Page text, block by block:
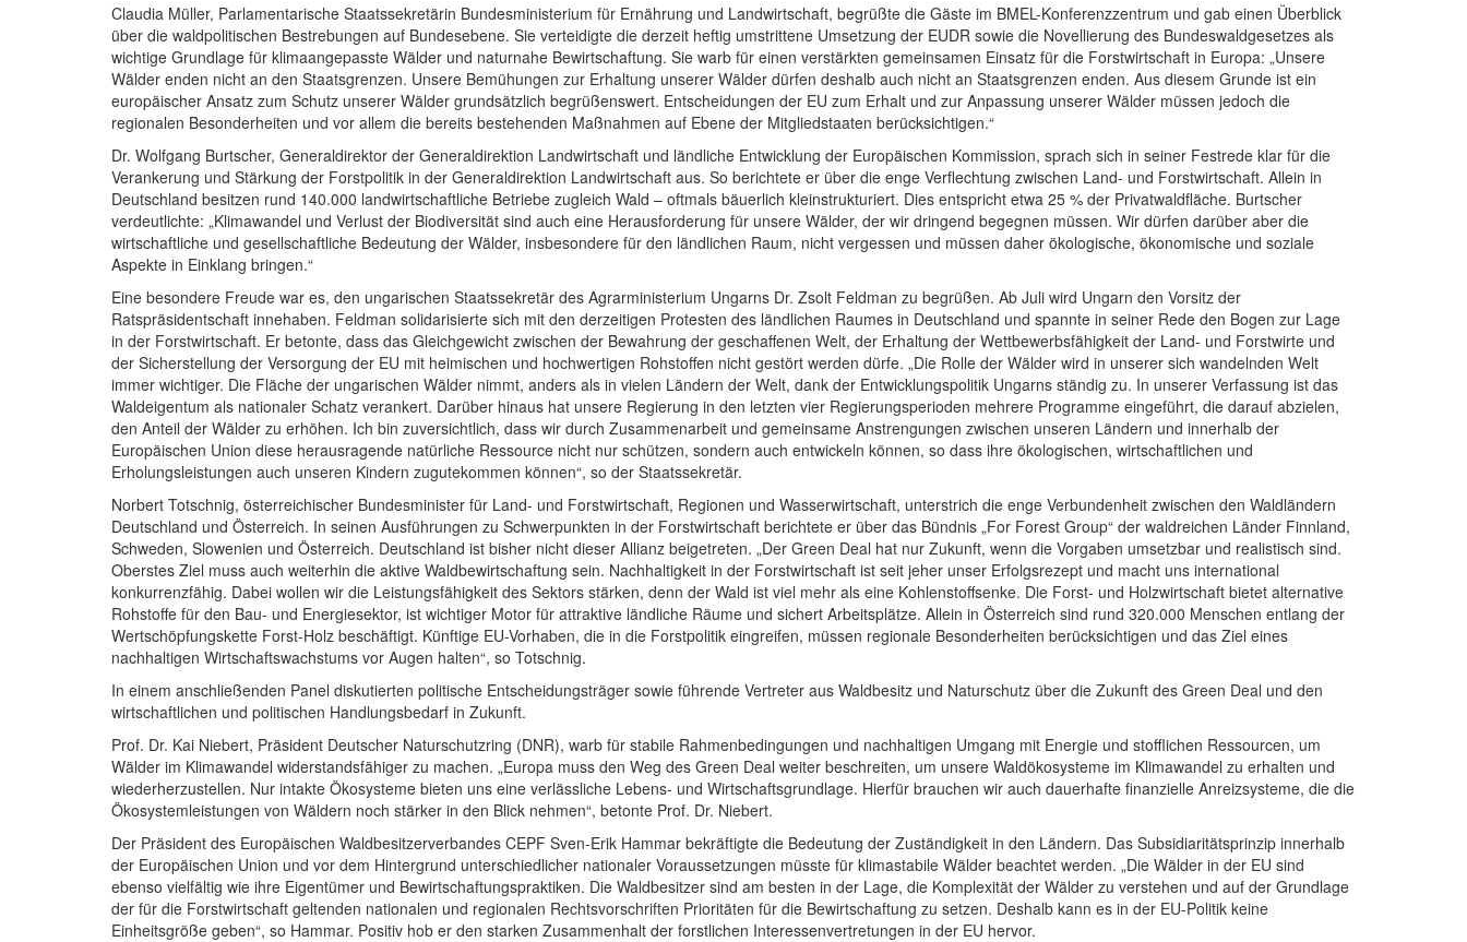
Claudia Müller, Parlamentarische Staatssekretärin Bundesministerium für Ernährung und Landwirtschaft, begrüßte die Gäste im BMEL-Konferenzzentrum und gab einen Überblick
über die waldpolitischen Bestrebungen auf Bundesebene. Sie verteidigte die derzeit heftig umstrittene Umsetzung der EUDR sowie die Novellierung des Bundeswaldgesetzes als
wichtige Grundlage für klimaangepasste Wälder und naturnahe Bewirtschaftung. Sie warb für einen verstärkten gemeinsamen Einsatz für die Forstwirtschaft in Europa: „Unsere
Wälder enden nicht an den Staatsgrenzen. Unsere Bemühungen zur Erhaltung unserer Wälder dürfen deshalb auch nicht an Staatsgrenzen enden. Aus diesem Grunde ist ein
europäischer Ansatz zum Schutz unserer Wälder grundsätzlich begrüßenswert. Entscheidungen der EU zum Erhalt und zur Anpassung unserer Wälder müssen jedoch die
regionalen Besonderheiten und vor allem die bereits bestehenden Maßnahmen auf Ebene der Mitgliedstaaten berücksichtigen.“
Dr. Wolfgang Burtscher, Generaldirektor der Generaldirektion Landwirtschaft und ländliche Entwicklung der Europäischen Kommission, sprach sich in seiner Festrede klar für die
Verankerung und Stärkung der Forstpolitik in der Generaldirektion Landwirtschaft aus. So berichtete er über die enge Verflechtung zwischen Land- und Forstwirtschaft. Allein in
Deutschland besitzen rund 140.000 landwirtschaftliche Betriebe zugleich Wald – oftmals bäuerlich kleinstrukturiert. Dies entspricht etwa 25 % der Privatwaldfläche. Burtscher
verdeutlichte: „Klimawandel und Verlust der Biodiversität sind auch eine Herausforderung für unsere Wälder, der wir dringend begegnen müssen. Wir dürfen darüber aber die
wirtschaftliche und gesellschaftliche Bedeutung der Wälder, insbesondere für den ländlichen Raum, nicht vergessen und müssen daher ökologische, ökonomische und soziale
Aspekte in Einklang bringen.“
Eine besondere Freude war es, den ungarischen Staatssekretär des Agrarministerium Ungarns Dr. Zsolt Feldman zu begrüßen. Ab Juli wird Ungarn den Vorsitz der
Ratspräsidentschaft innehaben. Feldman solidarisierte sich mit den derzeitigen Protesten des ländlichen Raumes in Deutschland und spannte in seiner Rede den Bogen zur Lage
in der Forstwirtschaft. Er betonte, dass das Gleichgewicht zwischen der Bewahrung der geschaffenen Welt, der Erhaltung der Wettbewerbsfähigkeit der Land- und Forstwirte und
der Sicherstellung der Versorgung der EU mit heimischen und hochwertigen Rohstoffen nicht gestört werden dürfe. „Die Rolle der Wälder wird in unserer sich wandelnden Welt
immer wichtiger. Die Fläche der ungarischen Wälder nimmt, anders als in vielen Ländern der Welt, dank der Entwicklungspolitik Ungarns ständig zu. In unserer Verfassung ist das
Waldeigentum als nationaler Schatz verankert. Darüber hinaus hat unsere Regierung in den letzten vier Regierungsperioden mehrere Programme eingeführt, die darauf abzielen,
den Anteil der Wälder zu erhöhen. Ich bin zuversichtlich, dass wir durch Zusammenarbeit und gemeinsame Anstrengungen zwischen unseren Ländern und innerhalb der
Europäischen Union diese herausragende natürliche Ressource nicht nur schützen, sondern auch entwickeln können, so dass ihre ökologischen, wirtschaftlichen und
Erholungsleistungen auch unseren Kindern zugutekommen können“, so der Staatssekretär.
Norbert Totschnig, österreichischer Bundesminister für Land- und Forstwirtschaft, Regionen und Wasserwirtschaft, unterstrich die enge Verbundenheit zwischen den Waldländern
Deutschland und Österreich. In seinen Ausführungen zu Schwerpunkten in der Forstwirtschaft berichtete er über das Bündnis „For Forest Group“ der waldreichen Länder Finnland,
Schweden, Slowenien und Österreich. Deutschland ist bisher nicht dieser Allianz beigetreten. „Der Green Deal hat nur Zukunft, wenn die Vorgaben umsetzbar und realistisch sind.
Oberstes Ziel muss auch weiterhin die aktive Waldbewirtschaftung sein. Nachhaltigkeit in der Forstwirtschaft ist seit jeher unser Erfolgsrezept und macht uns international
konkurrenzfähig. Dabei wollen wir die Leistungsfähigkeit des Sektors stärken, denn der Wald ist viel mehr als eine Kohlenstoffsenke. Die Forst- und Holzwirtschaft bietet alternative
Rohstoffe für den Bau- und Energiesektor, ist wichtiger Motor für attraktive ländliche Räume und sichert Arbeitsplätze. Allein in Österreich sind rund 320.000 Menschen entlang der
Wertschöpfungskette Forst-Holz beschäftigt. Künftige EU-Vorhaben, die in die Forstpolitik eingreifen, müssen regionale Besonderheiten berücksichtigen und das Ziel eines
nachhaltigen Wirtschaftswachstums vor Augen halten“, so Totschnig.
In einem anschließenden Panel diskutierten politische Entscheidungsträger sowie führende Vertreter aus Waldbesitz und Naturschutz über die Zukunft des Green Deal und den
wirtschaftlichen und politischen Handlungsbedarf in Zukunft.
Prof. Dr. Kai Niebert, Präsident Deutscher Naturschutzring (DNR), warb für stabile Rahmenbedingungen und nachhaltigen Umgang mit Energie und stofflichen Ressourcen, um
Wälder im Klimawandel widerstandsfähiger zu machen. „Europa muss den Weg des Green Deal weiter beschreiten, um unsere Waldökosysteme im Klimawandel zu erhalten und
wiederherzustellen. Nur intakte Ökosysteme bieten uns eine verlässliche Lebens- und Wirtschaftsgrundlage. Hierfür brauchen wir auch dauerhafte finanzielle Anreizsysteme, die die
Ökosystemleistungen von Wäldern noch stärker in den Blick nehmen“, betonte Prof. Dr. Niebert.
Der Präsident des Europäischen Waldbesitzerverbandes CEPF Sven-Erik Hammar bekräftigte die Bedeutung der Zuständigkeit in den Ländern. Das Subsidiaritätsprinzip innerhalb
der Europäischen Union und vor dem Hintergrund unterschiedlicher nationaler Voraussetzungen müsste für klimastabile Wälder beachtet werden. „Die Wälder in der EU sind
ebenso vielfältig wie ihre Eigentümer und Bewirtschaftungspraktiken. Die Waldbesitzer sind am besten in der Lage, die Komplexität der Wälder zu verstehen und auf der Grundlage
der für die Forstwirtschaft geltenden nationalen und regionalen Rechtsvorschriften Prioritäten für die Bewirtschaftung zu setzen. Deshalb kann es in der EU-Politik keine
Einheitsgröße geben“, so Hammar. Positiv hob er den starken Zusammenhalt der forstlichen Interessenvertretungen in der EU hervor.